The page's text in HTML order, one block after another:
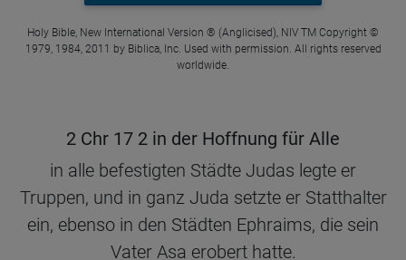
Holy Bible, New International Version ® (Anglicised), NIV TM Copyright ©
1979, 1984, 2011 by Biblica, Inc. Used with permission. All rights reserved
worldwide.
2 Chr 17 2 in der Hoffnung für Alle
in alle befestigten Städte Judas legte er
Truppen, und in ganz Juda setzte er Statthalter
ein, ebenso in den Städten Ephraims, die sein
Vater Asa erobert hatte.